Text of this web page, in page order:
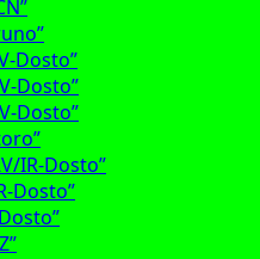
Dosto”
Dosto”
Dosto”
IR-Dosto”
Dosto”